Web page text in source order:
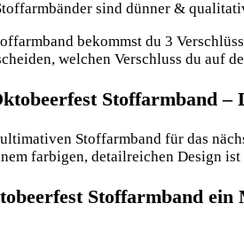
sind dünner &
bekommst du 3
welchen Verschluss du auf
Stoffarmband –
Stoffarmband für das
farbigen, detailreichen Design
Stoffarmband ein